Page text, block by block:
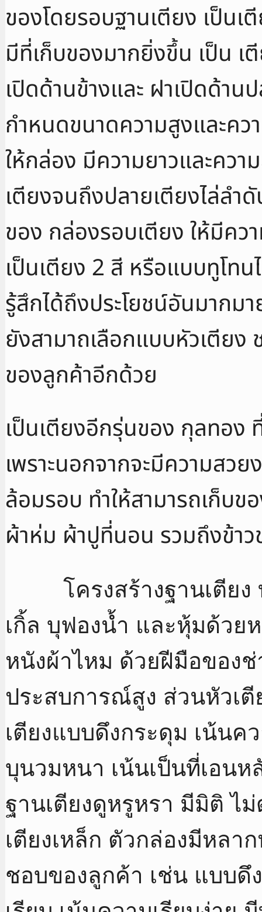
ของโดยรอบฐานเตียง เป็น
มีที่เก็บของมากยิ่งขึ้น เป็น
เปิดด้านข้างและ ฝาเปิดด้า
กำหนดขนาดความสูงและคว
ให้กล่อง มีความยาวและควา
เตียงจนถึงปลายเตียงไล่ลำ
ของ กล่องรอบเตียง ให้มีคว
เป็นเตียง 2 สี หรือแบบทูโท
รู้สึกได้ถึงประโยชน์อันมากม
ยังสามาถเลือกแบบหัวเตีย
ของลูกค้าอีกด้วย
เป็นเตียงอีกรุ่นของ กุลทอง
เพราะนอกจากจะมีความสว
ล้อมรอบ ทำให้สามารถเก็บข
ผ้าห่ม ผ้าปูที่นอน รวมถึงข้าว
โครงสร้างฐานเตียง
เกิ้ล บุฟองน้ำ และหุ้มด้ว
หนังผ้าไหม ด้วยฝีมือของ
ประสบการณ์สูง ส่วนหัวเ
เตียงแบบดึงกระดุม เน้นค
บุนวมหนา เน้นเป็นที่เอน
ฐานเตียงดูหรูหรา มีมิติ ไ
เตียงเหล็ก ตัวกล่องมีหล
ชอบของลูกค้า เช่น แบบดึ